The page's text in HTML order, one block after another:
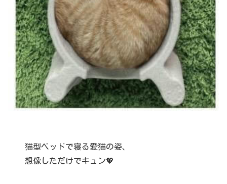
猫型ベッドで寝る愛猫の姿、
想像しただけでキュン💖